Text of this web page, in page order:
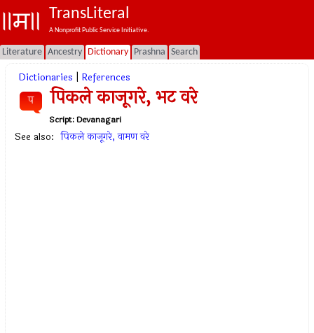
TransLiteral
A Nonprofit Public Service Initiative.
Literature Ancestry Dictionary Prashna Search
Dictionaries References
प पिकले काजूगरे, भट वरे
Script:Devanagari
See also: पिकले काजूगरे, वामण वरे